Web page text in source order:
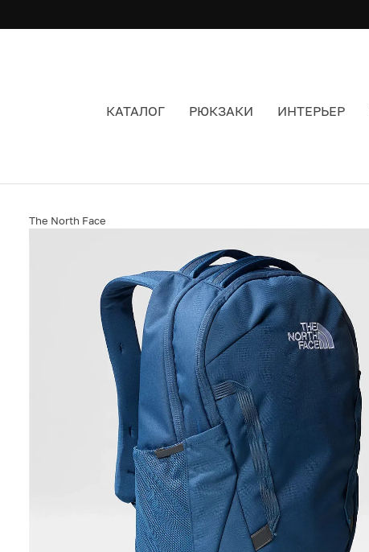
КАТАЛОГ РЮКЗАКИ ИНТЕРЬЕР
The North Face